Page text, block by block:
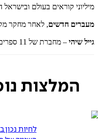
מיליוני קוראים בעולם
מעברים חדשים, לאחר מחקר
גייל שיהי – מחברת של 11 ספרים נודעים – מוכרת בעיקר בגין ספריה מעברים ומפלסי דרכים, וכן גיל המעבר של האישה, שבו שברה את קשר השתיקה סביב המנופוזה.
המלצות
לחיות נכון